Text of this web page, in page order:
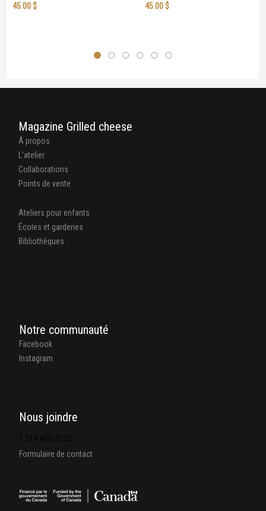
45.00$
45.00$
Magazine Grilled cheese
À propos
L’atelier
Collaborations
Points de vente
Ateliers pour enfants
Écoles et garderies
Bibliothèques
Notre communauté
Facebook
Instagram
Nous joindre
Formulaire de contact